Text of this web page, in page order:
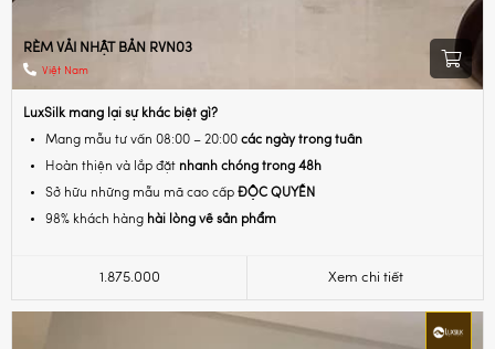
RÈM VẢI NHẬT BẢN RVN03
Việt Nam
LuxSilk mang lại sự khác biệt gì?
Mang mẫu tư vấn 08:00 – 20:00 các ngày trong tuần
Hoàn thiện và lắp đặt nhanh chóng trong 48h
Sở hữu những mẫu mã cao cấp ĐỘC QUYỀN
98% khách hàng hài lòng về sản phẩm
1.875.000 Xem chi tiết